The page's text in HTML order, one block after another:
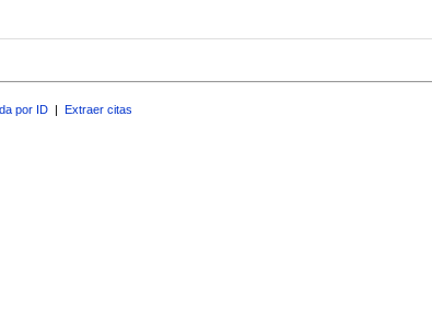
por ID | Extraer citas